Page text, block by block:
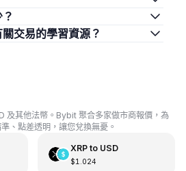
關交易的學習資源？
及其他法幣。Bybit 聚合多家做市商報價，為
、點差透明，讓您兌換無憂。
XRPto USD
$1.024